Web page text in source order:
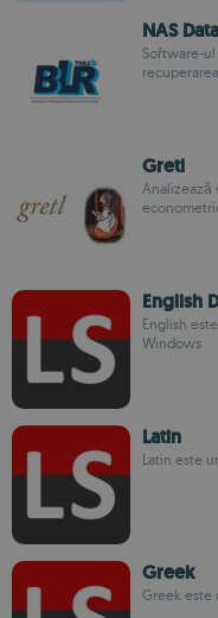
NAS
Software-
Gretl
Analizează
English
English
Windows
Latin
Latin este
Greek
Greek este